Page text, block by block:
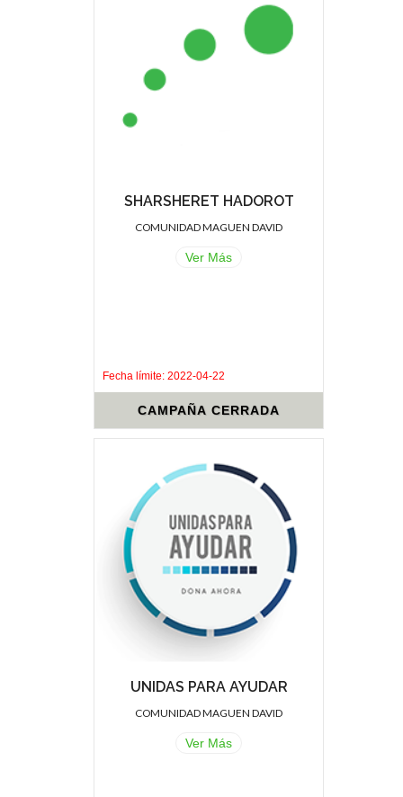
SHARSHERET HADOROT
COMUNIDAD MAGUEN DAVID
Ver Más
Fecha límite: 2022-04-22
CAMPAÑA CERRADA
UNIDAS PARA AYUDAR
COMUNIDAD MAGUEN DAVID
Ver Más